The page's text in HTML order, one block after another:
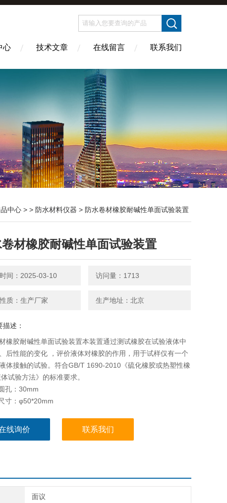
心 技术文章 在线留言 联系我们
中心 > > 防水材料仪器 > 防水卷材橡胶耐碱性单面试验装置
卷材橡胶耐碱性单面试验装置
间：2025-03-10 访问量：1713
质：生产厂家 生产地址：北京
描述：
橡胶耐碱性单面试验装置本装置通过测试橡胶在试验液体中
后性能的变化 ，评价液体对橡胶的作用，用于试样仅有一个
体接触的试验。符合GB/T 1690-2010《硫化橡胶或热塑性橡
试验方法》的标准要求。
孔：30mm
寸：φ50*20mm
线询价 联系我们
面议